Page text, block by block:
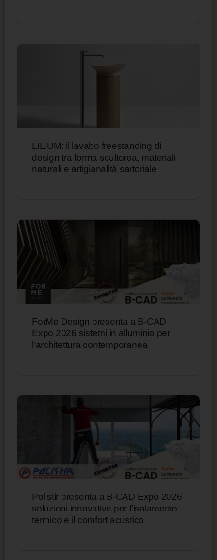
LILIUM: il lavabo freestanding di
design tra forma scultorea, materiali
naturali e artigianalità sartoriale
ForMe Design presenta a B-CAD
Expo 2026 sistemi in alluminio per
l’architettura contemporanea
Polistir presenta a B-CAD Expo 2026
soluzioni innovative per l’isolamento
termico e il comfort acustico